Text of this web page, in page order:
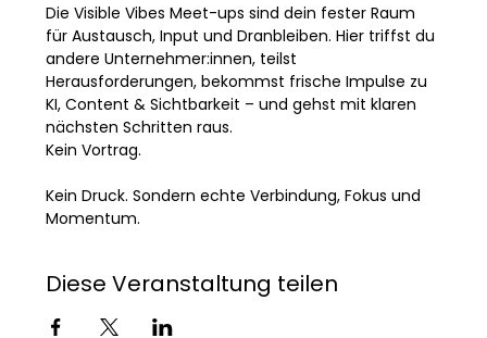
Die Visible Vibes Meet-ups sind dein fester Raum
für Austausch, Input und Dranbleiben. Hier triffst du
andere Unternehmer:innen, teilst
Herausforderungen, bekommst frische Impulse zu
KI, Content & Sichtbarkeit – und gehst mit klaren
nächsten Schritten raus.
Kein Vortrag.
Kein Druck. Sondern echte Verbindung, Fokus und
Momentum.
Diese Veranstaltung teilen